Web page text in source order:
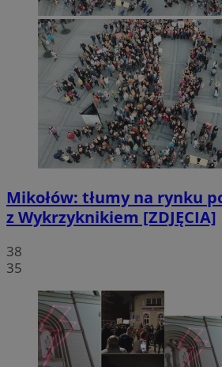
Mikołów: tłumy na rynku
z Wykrzyknikiem [ZDJĘCIA]
38
35